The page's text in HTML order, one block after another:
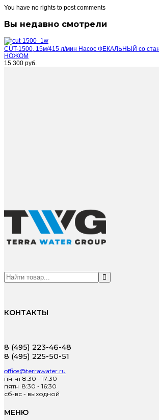
You have no rights to post comments
Вы недавно смотрели
CUT-1500, 15м/415 л/мин Насос ФЕКАЛЬНЫЙ со
НОЖОМ
15 300 руб.
КОНТАКТЫ
8 (495) 223-46-48
8 (495) 225-50-51
office@terrawater.ru
пн-чт 8:30 - 17:30
пятн 8:30 - 16:30
сб-вс - выходной
МЕНЮ